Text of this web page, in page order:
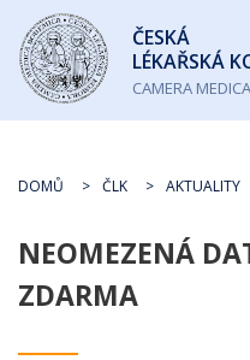
Česká
lékařská
komora
ČESKÁ
LÉKAŘSKÁ
CAMERA
DOMŮ ČLK AKTUALITY
NEOMEZENÁ
ZDARMA